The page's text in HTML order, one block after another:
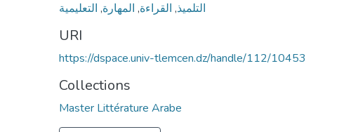
التلميذ, القراءة, المهارة, التعليمية
URI
https://dspace.univ-tlemcen.dz/handle/112/10453
Collections
Master Littérature Arabe